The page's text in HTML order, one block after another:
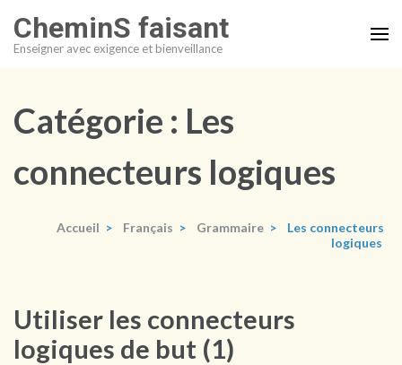
au
contenu
Entrée)
CheminS faisant
Enseigner avec exigence et bienveillance
Catégorie : Les
connecteurs logiques
Accueil > Français > Grammaire >
Les connecteurs
logiques
Utiliser les connecteurs
logiques de but (1)